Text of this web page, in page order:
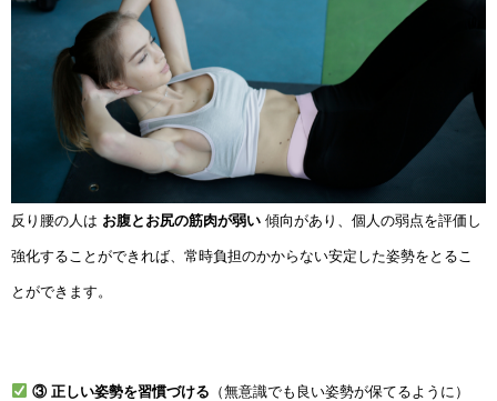
反り腰の人は お腹とお尻の筋肉が弱い 傾向があり、個人の弱点を評価し
強化することができれば、常時負担のかからない安定した姿勢をとるこ
とができます。
③ 正しい姿勢を習慣づける （無意識でも良い姿勢が保てるように）